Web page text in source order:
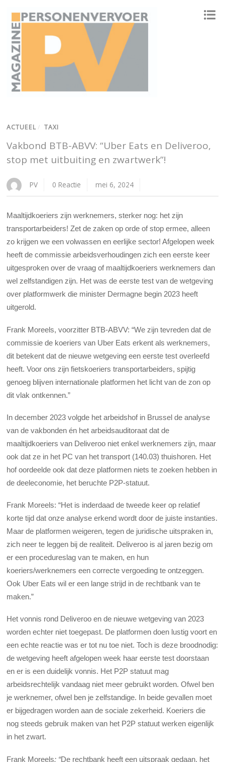
ACTUEEL / TAXI
Vakbond BTB-ABVV: “Uber Eats en Deliveroo,
stop met uitbuiting en zwartwerk”!
PV 0 Reactie mei 6, 2024
Maaltijdkoeriers zijn werknemers, sterker nog: het zijn
transportarbeiders! Zet de zaken op orde of stop ermee, alleen
zo krijgen we een volwassen en eerlijke sector! Afgelopen week
heeft de commissie arbeidsverhoudingen zich een eerste keer
uitgesproken over de vraag of maaltijdkoeriers werknemers dan
wel zelfstandigen zijn. Het was de eerste test van de wetgeving
over platformwerk die minister Dermagne begin 2023 heeft
uitgerold.
Frank Moreels, voorzitter BTB-ABVV:“We zijn tevreden dat de
commissie de koeriers van Uber Eats erkent als werknemers,
dit betekent dat de nieuwe wetgeving een eerste test overleefd
heeft. Voor ons zijn fietskoeriers transportarbeiders, spijtig
genoeg blijven internationale platformen het licht van de zon op
dit vlak ontkennen.”
In december 2023 volgde het arbeidshof in Brussel de analyse
van de vakbonden én het arbeidsauditoraat dat de
maaltijdkoeriers van Deliveroo niet enkel werknemers zijn, maar
ook dat ze in het PC van het transport (140.03) thuishoren. Het
hof oordeelde ook dat deze platformen niets te zoeken hebben in
de deeleconomie, het beruchte P2P-statuut.
Frank Moreels: “Het is inderdaad de tweede keer op relatief
korte tijd dat onze analyse erkend wordt door de juiste instanties.
Maar de platformen weigeren, tegen de juridische uitspraken in,
zich neer te leggen bij de realiteit. Deliveroo is al jaren bezig om
er een procedureslag van te maken, en hun
koeriers/werknemers een correcte vergoeding te ontzeggen.
Ook Uber Eats wil er een lange strijd in de rechtbank van te
maken.”
Het vonnis rond Deliveroo en de nieuwe wetgeving van 2023
worden echter niet toegepast. De platformen doen lustig voort en
een echte reactie was er tot nu toe niet. Toch is deze broodnodig:
de wetgeving heeft afgelopen week haar eerste test doorstaan
en er is een duidelijk vonnis. Het P2P statuut mag
arbeidsrechtelijk vandaag niet meer gebruikt worden. Ofwel ben
je werknemer, ofwel ben je zelfstandige. In beide gevallen moet
er bijgedragen worden aan de sociale zekerheid. Koeriers die
nog steeds gebruik maken van het P2P statuut werken eigenlijk
in het zwart.
Frank Moreels: “De rechtbank heeft een uitspraak gedaan, het